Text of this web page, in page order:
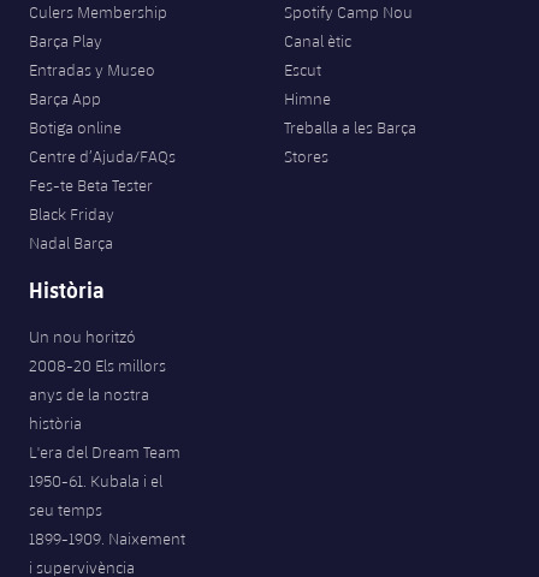
Culers Membership
Barça Play
Entradas y Museo
Barça App
Botiga online
Centre d’Ajuda/FAQs
Fes-te Beta Tester
Black Friday
Nadal Barça
Spotify Camp Nou
Canal ètic
Escut
Himne
Treballa a les Barça
Stores
Història
Un nou horitzó
2008-20 Els millors
anys de la nostra
història
L'era del Dream Team
1950-61. Kubala i el
seu temps
1899-1909. Naixement
i supervivència